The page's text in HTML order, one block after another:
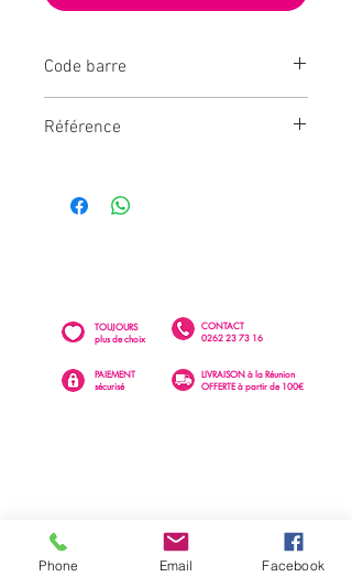
Code barre
Référence
CONTACT
0262 23 73 16
TOUJOURS
plus de choix
PAIEMENT
sécurisé
LIVRAISON à la Réunion
OFFERTE à partir de 100€
Phone Email Facebook